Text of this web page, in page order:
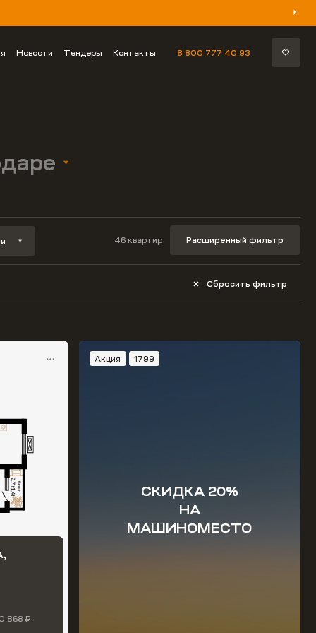
Новости Тендеры Контакты 8 800 777 40 93
46 квартир Расширенный фильтр
Сбросить фильтр
868 ₽
Акция 1799
СКИДКА 20%
НА
МАШИНОМЕСТО